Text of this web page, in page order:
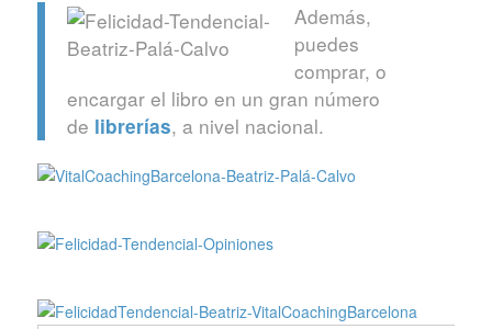
Además,
puedes
comprar, o
encargar el libro en un gran número
de librerías, a nivel nacional.